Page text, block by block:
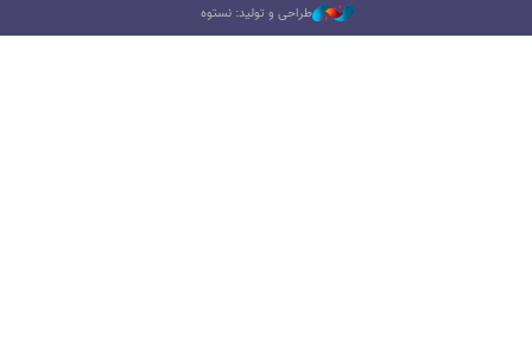
طراحی و تولید: نستوه